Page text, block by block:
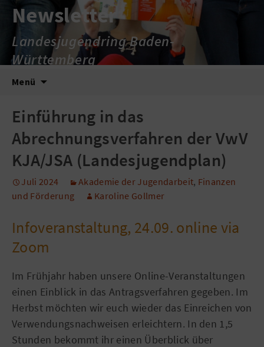
Newsletter
Landesjugendring Baden-
Württemberg
Menü
springen
Einführung in das
Abrechnungsverfahren der VwV
KJA/JSA (Landesjugendplan)
Juli 2024 Akademie der Jugendarbeit, Finanzen
und Förderung
Karoline Gollmer
Infoveranstaltung, 24.09. online via
Zoom
Im Frühjahr haben unsere Online-Veranstaltungen
einen Einblick in das Antragsverfahren gegeben. Im
Herbst möchten wir euch wieder das Einreichen von
Verwendungsnachweisen erleichtern. In den 1,5
Stunden bekommt ihr einen Überblick über